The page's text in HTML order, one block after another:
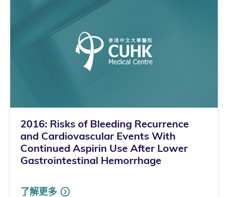
2016: Risks of Bleeding Recurrence
and Cardiovascular Events With
Continued Aspirin Use After Lower
Gastrointestinal Hemorrhage
了解更多